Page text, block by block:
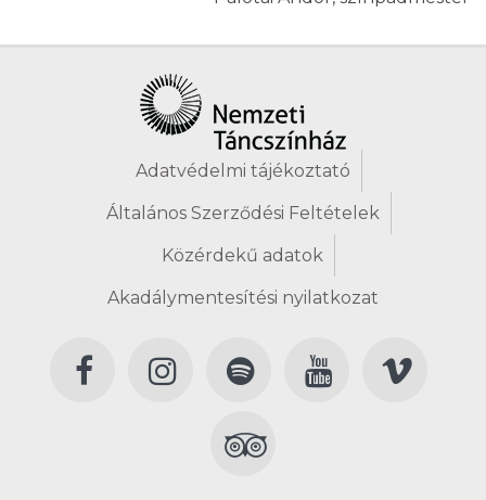
Adatvédelmi tájékoztató
Általános Szerződési Feltételek
Közérdekű adatok
Akadálymentesítési nyilatkozat